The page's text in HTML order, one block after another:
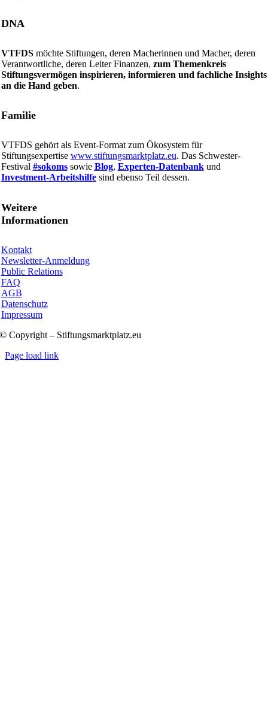
DNA
VTFDS möchte Stiftungen, deren Macherinnen und Macher, deren
Verantwortliche, deren Leiter Finanzen, zum Themenkreis
Stiftungsvermögen inspirieren, informieren und fachliche Insights
an die Hand geben.
Familie
VTFDS gehört als Event-Format zum Ökosystem für
Stiftungsexpertise www.stiftungsmarktplatz.eu. Das Schwester-
Festival #sokomssowie Blog, Experten-Datenbankund
Investment-Arbeitshilfesind ebenso Teil dessen.
Weitere
Informationen
Kontakt
Newsletter-Anmeldung
Public Relations
FAQ
AGB
Datenschutz
Impressum
© Copyright – Stiftungsmarktplatz.eu
Page load link